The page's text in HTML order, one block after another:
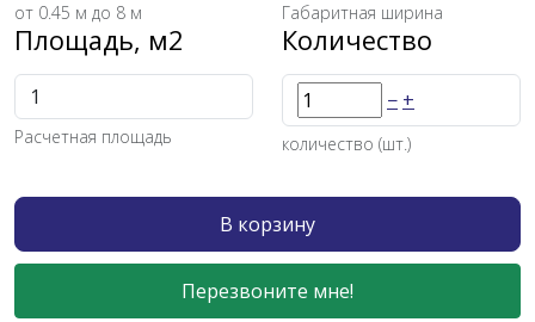
от 0.45 м до 8 м Габаритная ширина
Площадь, м2
Расчетная площадь
Количество
− +
количество (шт.)
В корзину
Перезвоните мне!